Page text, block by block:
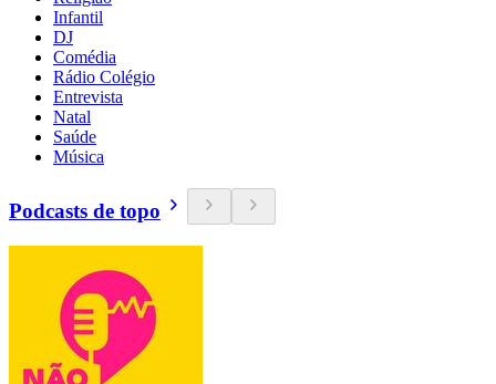
Infantil
DJ
Comédia
Rádio Colégio
Entrevista
Natal
Saúde
Música
Podcasts de topo